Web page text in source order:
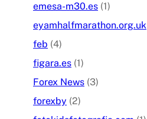
emesa-m30.es (1)
eyamhalfmarathon.org.uk
feb (4)
figara.es (1)
Forex News (3)
forexby (2)